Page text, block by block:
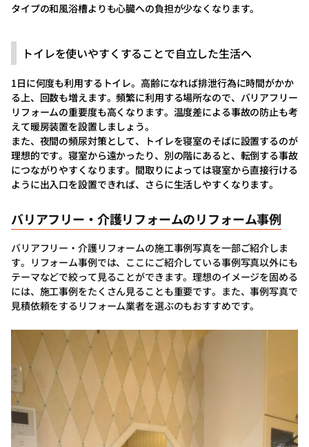
タイプの和風浴槽よりも心臓への負担が少なくなります。
トイレを使いやすくすることで自立した生活へ
1日に何度も利用するトイレ。高齢になれば排泄行為に時間がかか
る上、回数も増えます。頻繁に利用する場所なので、バリアフリー
リフォームの重要度も高くなります。温度差による事故の防止も考
えて暖房装置を設置しましょう。
また、夜間の頻尿対策として、トイレを寝室のそばに設置するのが
理想的です。寝室から遠かったり、別の階にあると、転倒する事故
につながりやすくなります。間取りによっては寝室から直接行ける
ように出入口を設置できれば、さらに生活しやすくなります。
バリアフリー・介護リフォームのリフォーム事例
バリアフリー・介護リフォームの施工事例写真を一部ご紹介しま
す。リフォーム事例では、ここにご紹介している事例写真以外にも
テーマなどで絞って見ることができます。理想のイメージを固める
には、施工事例をたくさん見ることも重要です。また、事例写真で
見積依頼をするリフォーム業者を選ぶのもおすすめです。